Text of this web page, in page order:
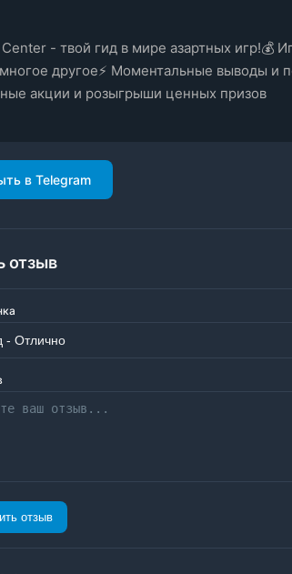
- твой гид в мире азартных игр!💰
другое⚡️ Моментальные выводы и
акции и розыгрыши ценных призов
в Telegram
отзыв
отзыв